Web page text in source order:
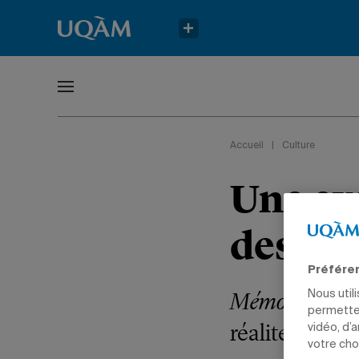
Accueil Culture
Une
design
Mémoires
réalité
Nous
vidéo,
votre